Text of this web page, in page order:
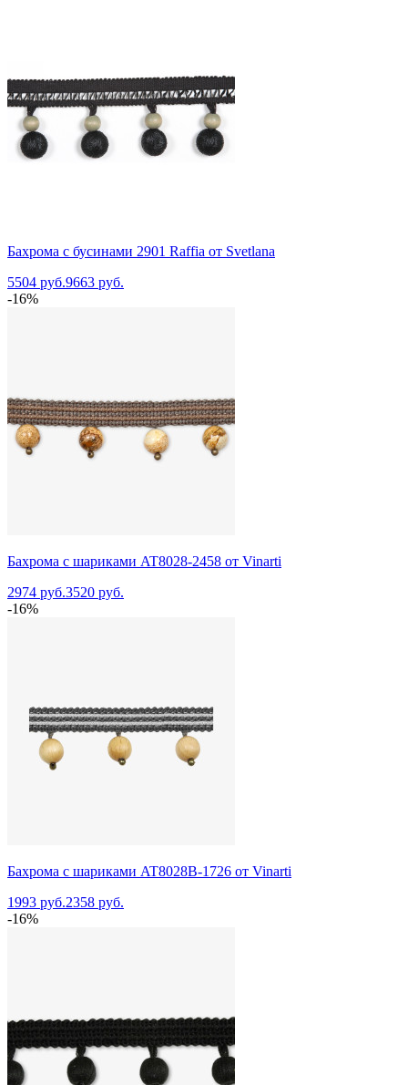
Бахрома с бусинами 2901 Raffia от Svetlana
5504 руб.9663 руб.
-16%
Бахрома с шариками AT8028-2458 от Vinarti
2974 руб.3520 руб.
-16%
Бахрома с шариками AT8028B-1726 от Vinarti
1993 руб.2358 руб.
-16%